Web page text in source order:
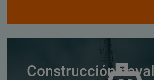
Construcción naval